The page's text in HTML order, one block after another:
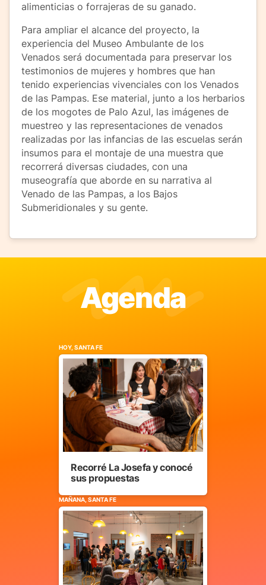
alimenticias o forrajeras de su ganado.
Para ampliar el alcance del proyecto, la
experiencia del Museo Ambulante de los
Venados será documentada para preservar los
testimonios de mujeres y hombres que han
tenido experiencias vivenciales con los Venados
de las Pampas. Ese material, junto a los herbarios
de los mogotes de Palo Azul, las imágenes de
muestreo y las representaciones de venados
realizadas por las infancias de las escuelas serán
insumos para el montaje de una muestra que
recorrerá diversas ciudades, con una
museografía que aborde en su narrativa al
Venado de las Pampas, a los Bajos
Submeridionales y su gente.
Agenda
HOY, SANTA FE
Recorré La Josefa y conocé
sus propuestas
MAÑANA, SANTA FE